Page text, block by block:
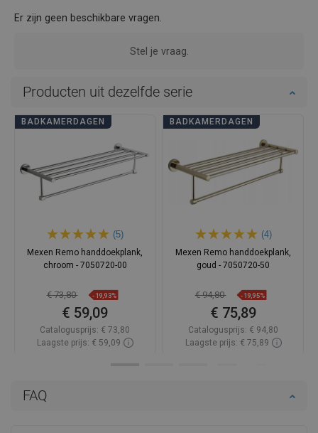
FAQ
Er zijn geen beschikbare vragen.
Stel je vraag.
Producten uit dezelfde serie
BADKAMERDAGEN
(5)
Mexen Remo handdoekplank,
chroom - 7050720-00
€ 73,80 -19,93%
€ 59,09
Catalogusprijs: € 73,80
Laagste prijs: € 59,09
BADKAMERDAGEN
(4)
Mexen Remo handdoekplank,
goud - 7050720-50
€ 94,80 -19,95%
€ 75,89
Catalogusprijs: € 94,80
Laagste prijs: € 75,89